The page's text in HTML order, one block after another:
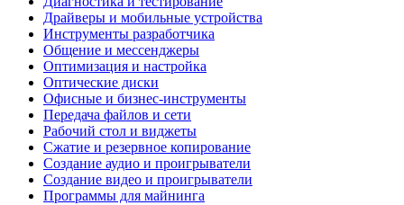
Драйверы и мобильные устройства
Инструменты разработчика
Общение и мессенджеры
Оптимизация и настройка
Оптические диски
Офисные и бизнес-инструменты
Передача файлов и сети
Рабочий стол и виджеты
Сжатие и резервное копирование
Создание аудио и проигрыватели
Создание видео и проигрыватели
Программы для майнинга